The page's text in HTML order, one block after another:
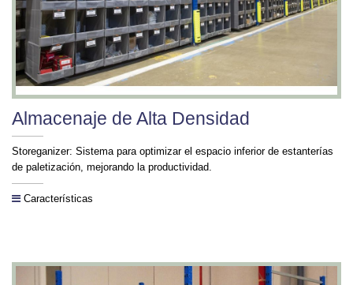
Almacenaje de Alta Densidad
Storeganizer: Sistema para optimizar el espacio inferior de estanterías
de paletización, mejorando la productividad.
Características